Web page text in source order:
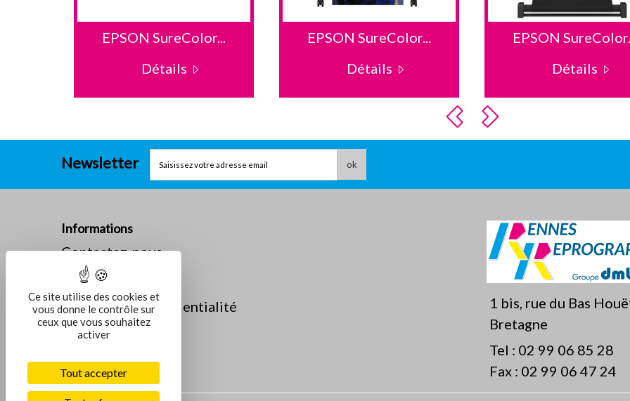
EPSON SureColor...
Détails
EPSON SureColor...
Détails
EPSON SureColor...
Détails
Newsletter ok
Informations
Contactez-nous
La société
Mentions légales
Politique de confidentialité
1 bis, rue du Bas
Bretagne
Tel : 02 99 06 85 28
Fax : 02 99 06 47 24
Ce site utilise des cookies et
vous donne le contrôle sur
ceux que vous souhaitez
activer
Tout accepter